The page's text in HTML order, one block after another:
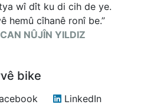
wî dît ku di cih de ye.
hemû cîhanê ronî be.”
NÛJÎN YILDIZ
bike
LinkedIn